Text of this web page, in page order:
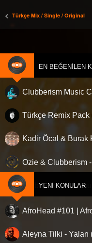
u
k
n
u
a
i
k
o
n
u
z
)
Türkçe Mix / Single / Original
EN BEĞENILEN
Türkçe Remix Pack
Kadir Öcal & Burak
Ozie & Clubberism
Clubberism -
YENI KONULAR